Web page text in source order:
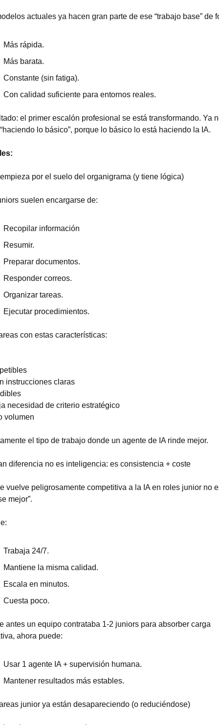
actuales ya hacen gran parte de ese “trabajo base” de
Más rápida.
Más barata.
Constante (sin fatiga).
Con calidad suficiente para entornos reales.
el primer escalón profesional se está transformando. Ya
lo básico”, porque lo básico lo está haciendo la IA.
por el suelo del organigrama (y tiene lógica)
suelen encargarse de:
Recopilar información
Resumir.
Preparar documentos.
Responder correos.
Organizar tareas.
Ejecutar procedimientos.
con estas características:
instrucciones claras
necesidad de criterio estratégico
volumen
el tipo de trabajo donde un agente de IA rinde mejor.
diferencia no es inteligencia: es consistencia + coste
vuelve peligrosamente competitiva a la IA en roles junior no
mejor”.
Trabaja 24/7.
Mantiene la misma calidad.
Escala en minutos.
Cuesta poco.
antes un equipo contrataba 1-2 juniors para absorber carga
ahora puede:
Usar 1 agente IA + supervisión humana.
Mantener resultados más estables.
junior ya están desapareciendo (o reduciéndose)